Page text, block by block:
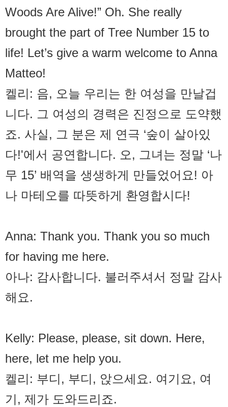
Woods Are Alive!” Oh. She really
brought the part of Tree Number 15 to
life! Let’s give a warm welcome to Anna
Matteo!
켈리: 음, 오늘 우리는 한 여성을 만날겁
니다. 그 여성의 경력은 진정으로 도약했
죠. 사실, 그 분은 제 연극 ‘숲이 살아있
다!'에서 공연합니다. 오, 그녀는 정말 ‘나
무 15’ 배역을 생생하게 만들었어요! 아
나 마테오를 따뜻하게 환영합시다!
Anna: Thank you. Thank you so much
for having me here.
아나: 감사합니다. 불러주셔서 정말 감사
해요.
Kelly: Please, please, sit down. Here,
here, let me help you.
켈리: 부디, 부디, 앉으세요. 여기요, 여
기, 제가 도와드리죠.